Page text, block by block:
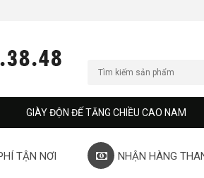
GIÀY ĐỘN ĐẾ TĂNG CHIỀU CAO NAM
TẬN NƠI NHẬN HÀNG